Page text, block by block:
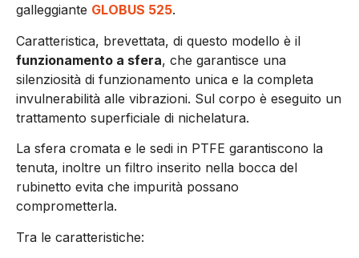
galleggiante GLOBUS 525.
Caratteristica, brevettata, di questo modello è il
funzionamento a sfera, che garantisce una
silenziosità di funzionamento unica e la completa
invulnerabilità alle vibrazioni. Sul corpo è eseguito un
trattamento superficiale di nichelatura.
La sfera cromata e le sedi in PTFE garantiscono la
tenuta, inoltre un filtro inserito nella bocca del
rubinetto evita che impurità possano
comprometterla.
Tra le caratteristiche: